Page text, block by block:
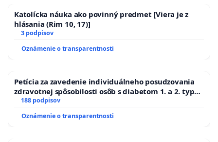
Katolícka náuka ako povinný predmet [Viera je z
hlásania (Rim 10, 17)]
3 podpisov
Oznámenie o transparentnosti
Petícia za zavedenie individuálneho posudzovania
zdravotnej spôsobilosti osôb s diabetom 1. a 2. typu
pri prijímaní do Policajného zboru SR
188 podpisov
Oznámenie o transparentnosti